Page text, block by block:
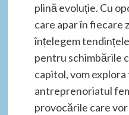
plină evoluție. Cu
care apar în fiecare
înțelegem
pentru schimbările
capitol, vom
antreprenoriatul
provocările care